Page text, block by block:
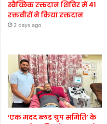
स्वैच्छिक रक्तदान शिविर में 41
रक्तवीरों ने किया रक्तदान
2 days ago
‘एक मदद ब्लड ग्रुप समिति’ के